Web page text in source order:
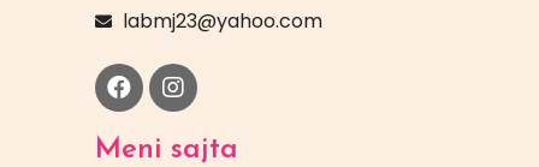
labmj23@yahoo.com
Meni sajta